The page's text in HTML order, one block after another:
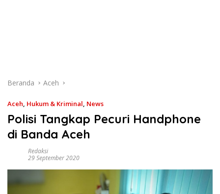
Beranda Aceh
Aceh, Hukum & Kriminal, News
Polisi Tangkap Pecuri Handphone
di Banda Aceh
Redaksi
29 September 2020